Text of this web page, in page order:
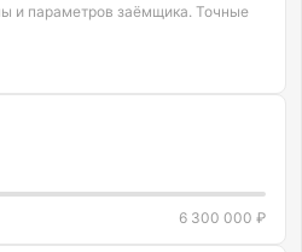
и параметров заёмщика. Точные
6 300 000 ₽